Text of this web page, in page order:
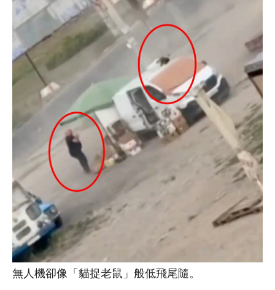
無人機卻像「貓捉老鼠」般低飛尾隨。